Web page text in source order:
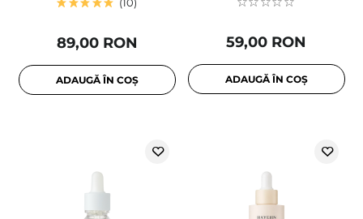
10
89,00 RON
ADAUGĂ ÎN COȘ
59,00 RON
ADAUGĂ ÎN COȘ